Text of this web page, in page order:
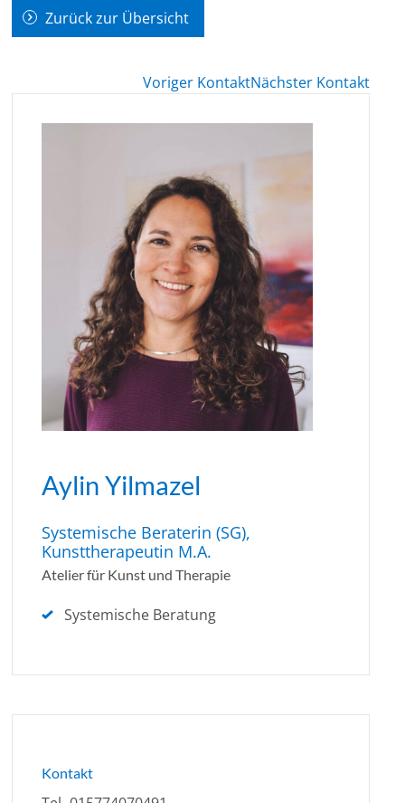
Zurück zur Übersicht
Voriger KontaktNächster Kontakt
Aylin Yilmazel
Systemische Beraterin (SG),
Kunsttherapeutin M.A.
Atelier für Kunst und Therapie
Systemische Beratung
Kontakt